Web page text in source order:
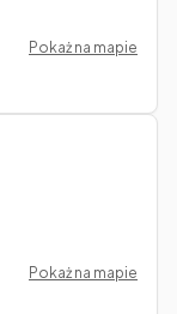
Pokaż na mapie
Pokaż na mapie